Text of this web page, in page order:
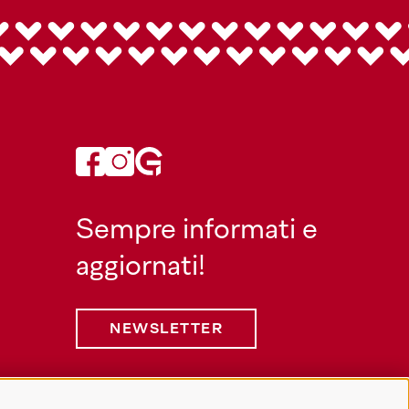
Sempre informati e
aggiornati!
NEWSLETTER